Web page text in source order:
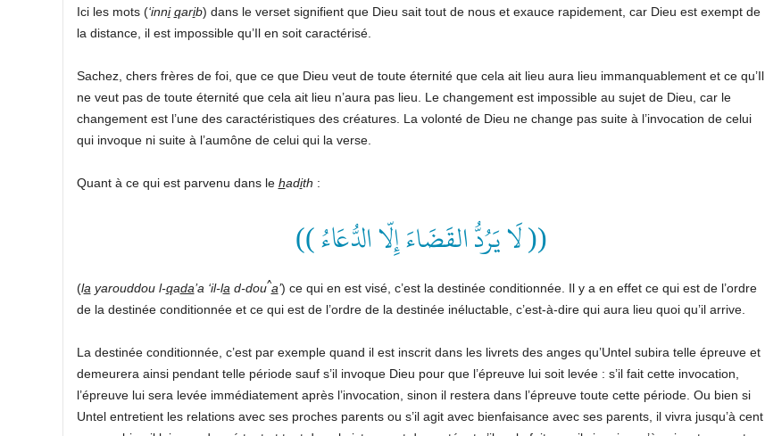
Ici les mots (‘inni qarib) dans le verset signifient que Dieu sait tout de nous et exauce rapidement, car Dieu est exempt de
la distance, il est impossible qu’Il en soit caractérisé.
Sachez, chers frères de foi, que ce que Dieu veut de toute éternité que cela ait lieu aura lieu immanquablement et ce qu’Il
ne veut pas de toute éternité que cela ait lieu n’aura pas lieu. Le changement est impossible au sujet de Dieu, car le
changement est l’une des caractéristiques des créatures. La volonté de Dieu ne change pas suite à l’invocation de celui
qui invoque ni suite à l’aumône de celui qui la verse.
Quant à ce qui est parvenu dans le hadith :
(( لَا يَرُدُّ القَضَاءَ إِلّا الدُّعَاءُ ))
(la yarouddou l-qada’a ‘il-la d-dou^a’) ce qui en est visé, c’est la destinée conditionnée. Il y a en effet ce qui est de l’ordre
de la destinée conditionnée et ce qui est de l’ordre de la destinée inéluctable, c’est-à-dire qui aura lieu quoi qu’il arrive.
La destinée conditionnée, c’est par exemple quand il est inscrit dans les livrets des anges qu’Untel subira telle épreuve et
demeurera ainsi pendant telle période sauf s’il invoque Dieu pour que l’épreuve lui soit levée : s’il fait cette invocation,
l’épreuve lui sera levée immédiatement après l’invocation, sinon il restera dans l’épreuve toute cette période. Ou bien si
Untel entretient les relations avec ses proches parents ou s’il agit avec bienfaisance avec ses parents, il vivra jusqu’à cent